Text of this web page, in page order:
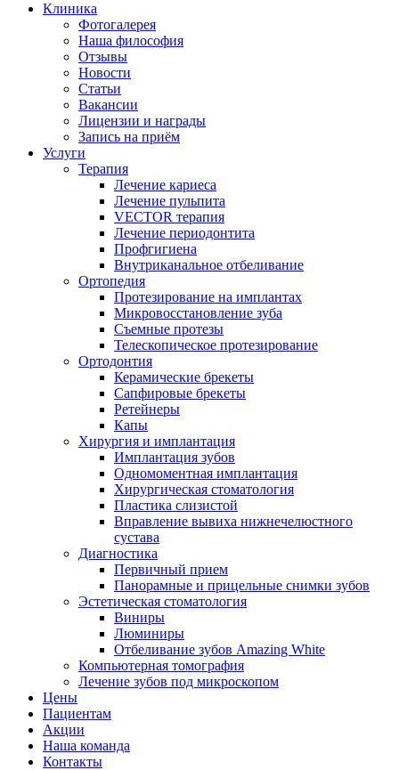
Клиника
Фотогалерея
Наша философия
Отзывы
Новости
Статьи
Вакансии
Лицензии и награды
Запись на приём
Услуги
Терапия
Лечение кариеса
Лечение пульпита
VECTOR терапия
Лечение периодонтита
Профгигиена
Внутриканальное отбеливание
Ортопедия
Протезирование на имплантах
Микровосстановление зуба
Съемные протезы
Телескопическое протезирование
Ортодонтия
Керамические брекеты
Сапфировые брекеты
Ретейнеры
Капы
Хирургия и имплантация
Имплантация зубов
Одномоментная имплантация
Хирургическая стоматология
Пластика слизистой
Вправление вывиха нижнечелюстного
сустава
Диагностика
Первичный прием
Панорамные и прицельные снимки зубов
Эстетическая стоматология
Виниры
Люминиры
Отбеливание зубов Amazing White
Компьютерная томография
Лечение зубов под микроскопом
Цены
Пациентам
Акции
Наша команда
Контакты